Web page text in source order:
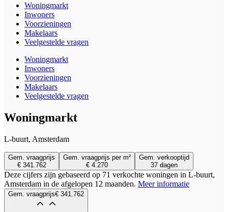
Woningmarkt
Inwoners
Voorzieningen
Makelaars
Veelgestelde vragen
Woningmarkt
Inwoners
Voorzieningen
Makelaars
Veelgestelde vragen
Woningmarkt
L-buurt, Amsterdam
Gem. vraagprijs
€ 341.762
Gem. vraagprijs per m²
€ 4.270
Gem. verkooptijd
37 dagen
Deze cijfers zijn gebaseerd op 71 verkochte woningen in L-buurt,
Amsterdam in de afgelopen 12 maanden. Meer informatie
Gem. vraagprijs€ 341.762